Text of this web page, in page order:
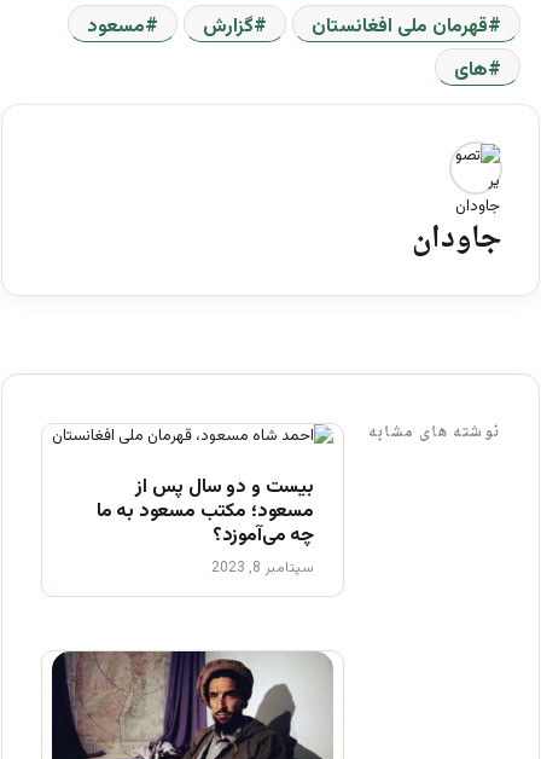
قهرمان ملی افغانستان
گزارش
مسعود
های
جاودان
نوشته های مشابه
بیست و دو سال پس از
مسعود؛ مکتب مسعود به ما
چه می‌آموزد؟
سپتامبر 8, 2023